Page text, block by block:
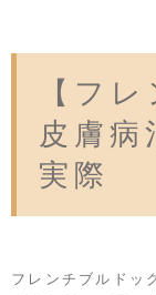
【フ
皮膚病
実際
フレンチブルドッ